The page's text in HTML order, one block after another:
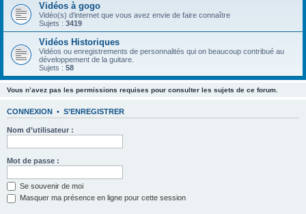
Vidéos à gogo
Vidéo(s) d'internet que vous avez envie de faire connaître
Sujets : 3419
Vidéos Historiques
Vidéos ou enregistrements de personnalités qui on beaucoup contribué au
développement de la guitare.
Sujets : 58
Vous n’avez pas les permissions requises pour consulter les sujets de ce forum.
CONNEXION • S’ENREGISTRER
Nom d’utilisateur :
Mot de passe :
Se souvenir de moi
Masquer ma présence en ligne pour cette session